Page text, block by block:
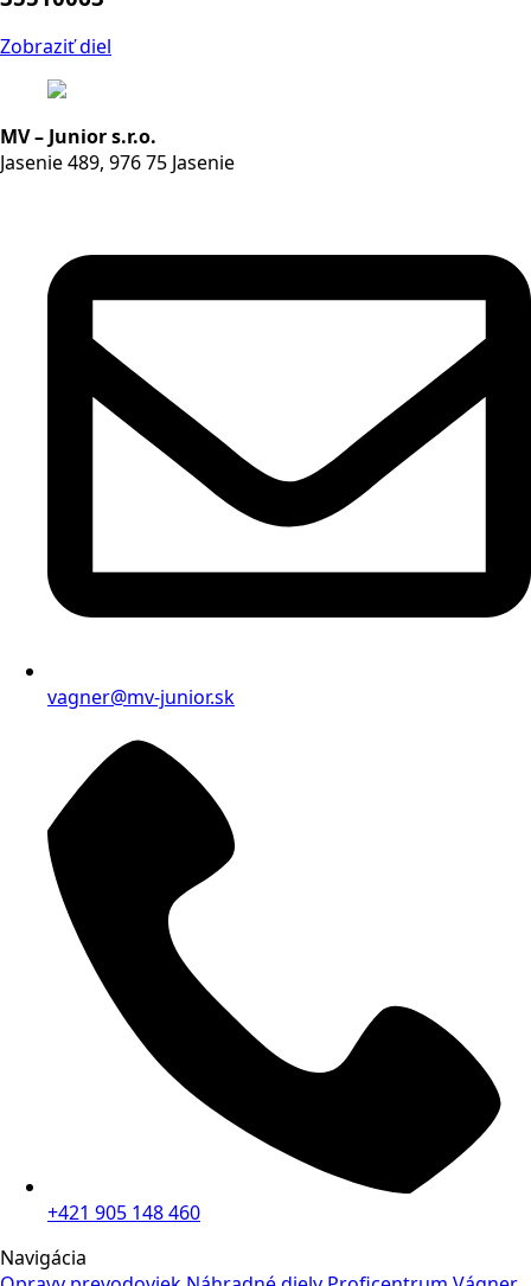
Zobraziť diel
MV – Junior s.r.o.
Jasenie 489, 976 75 Jasenie
vagner@mv-junior.sk
+421 905 148 460
Navigácia